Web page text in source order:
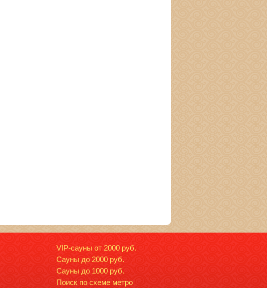
VIP-сауны от 2000 руб.
Сауны до 2000 руб.
Сауны до 1000 руб.
Поиск по схеме метро